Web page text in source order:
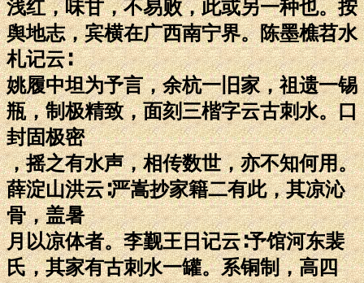
浅红，味甘，不易败，此或另一种也。按
舆地志，宾横在广西南宁界。陈墨樵苕水
札记云∶
姚履中坦为予言，余杭一旧家，祖遗一锡
瓶，制极精致，面刻三楷字云古刺水。口
封固极密
，摇之有水声，相传数世，亦不知何用。
薛淀山洪云∶严嵩抄家籍二有此，其凉沁
骨，盖暑
月以凉体者。李觐王日记云∶予馆河东裴
氏，其家有古刺水一罐。系铜制，高四